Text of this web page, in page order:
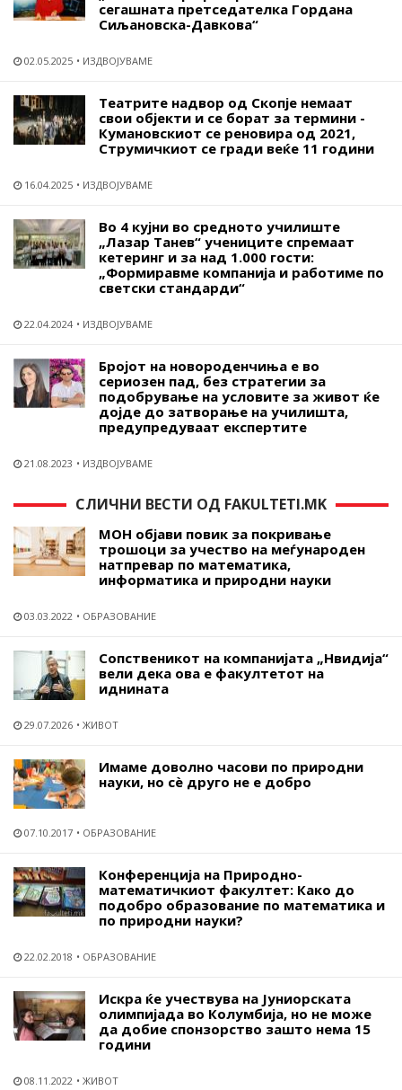
сегашната претседателка Гордана
Сиљановска-Давкова“
02.05.2025 ИЗДВОЈУВАМЕ
Театрите надвор од Скопје немаат
свои објекти и се борат за термини -
Кумановскиот се реновира од 2021,
Струмичкиот се гради веќе 11 години
16.04.2025 ИЗДВОЈУВАМЕ
Во 4 кујни во средното училиште
„Лазар Танев“ учениците спремаат
кетеринг и за над 1.000 гости:
„Формиравме компанија и работиме по
светски стандарди“
22.04.2024 ИЗДВОЈУВАМЕ
Бројот на новороденчиња е во
сериозен пад, без стратегии за
подобрување на условите за живот ќе
дојде до затворање на училишта,
предупредуваат експертите
21.08.2023 ИЗДВОЈУВАМЕ
СЛИЧНИ ВЕСТИ ОД FAKULTETI.MK
МОН објави повик за покривање
трошоци за учество на меѓународен
натпревар по математика,
информатика и природни науки
03.03.2022 ОБРАЗОВАНИЕ
Сопственикот на компанијата „Нвидија“
вели дека ова е факултетот на
иднината
29.07.2026 ЖИВОТ
Имаме доволно часови по природни
науки, но сѐ друго не е добро
07.10.2017 ОБРАЗОВАНИЕ
Конференција на Природно-
математичкиот факултет: Како до
подобро образование по математика и
по природни науки?
22.02.2018 ОБРАЗОВАНИЕ
Искра ќе учествува на Јуниорската
олимпијада во Колумбија, но не може
да добие спонзорство зашто нема 15
години
08.11.2022 ЖИВОТ